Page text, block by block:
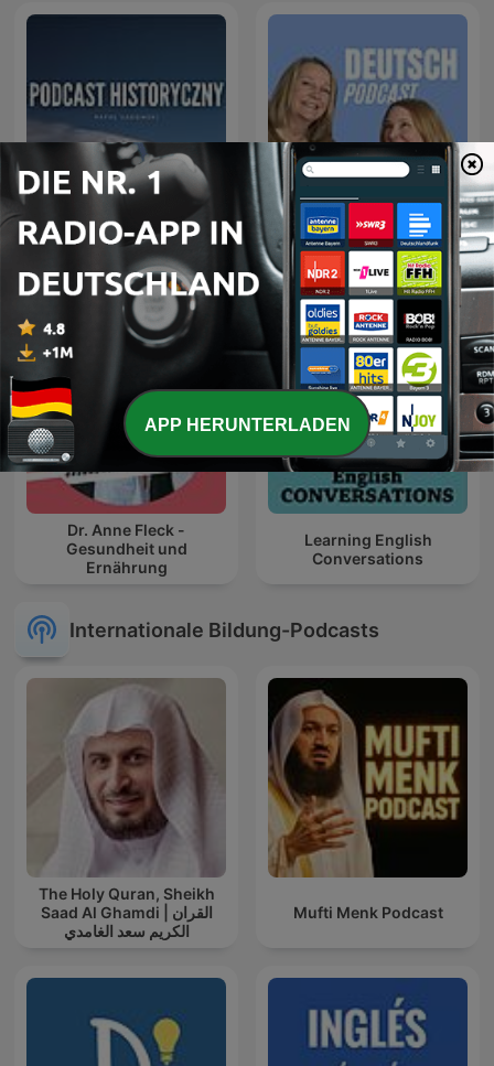
Podcast Historyczny
Deutsch Podcast -
Deutsch lernen
Dr. Anne Fleck -
Gesundheit und
Ernährung
Learning English
Conversations
Internationale Bildung-Podcasts
The Holy Quran, Sheikh
Saad Al Ghamdi | القران
الكريم سعد الغامدي
Mufti Menk Podcast
APP HERUNTERLADEN